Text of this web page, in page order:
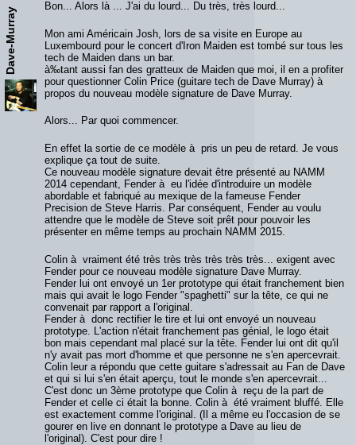
Dave-Murray
Bon... Alors là ... J'ai du lourd... Du très, très lourd...
Mon ami Américain Josh, lors de sa visite en Europe au
Luxembourd pour le concert d'Iron Maiden est tombé sur tous les
tech de Maiden dans un bar.
à‰tant aussi fan des gratteux de Maiden que moi, il en a profiter
pour questionner Colin Price (guitare tech de Dave Murray) à
propos du nouveau modèle signature de Dave Murray.
Alors... Par quoi commencer.
En effet la sortie de ce modèle à pris un peu de retard. Je vous
explique ça tout de suite.
Ce nouveau modèle signature devait être présenté au NAMM
2014 cependant, Fender à eu l'idée d'introduire un modèle
abordable et fabriqué au mexique de la fameuse Fender
Precision de Steve Harris. Par conséquent, Fender au voulu
attendre que le modèle de Steve soit prêt pour pouvoir les
présenter en même temps au prochain NAMM 2015.
Colin à vraiment été très très très très très très... exigent avec
Fender pour ce nouveau modèle signature Dave Murray.
Fender lui ont envoyé un 1er prototype qui était franchement bien
mais qui avait le logo Fender "spaghetti" sur la tête, ce qui ne
convenait par rapport a l'original.
Fender à donc rectifier le tire et lui ont envoyé un nouveau
prototype. L'action n'était franchement pas génial, le logo était
bon mais cependant mal placé sur la tête. Fender lui ont dit qu'il
n'y avait pas mort d'homme et que personne ne s'en apercevrait.
Colin leur a répondu que cette guitare s'adressait au Fan de Dave
et qui si lui s'en était aperçu, tout le monde s'en apercevrait...
C'est donc un 3ème prototype que Colin à reçu de la part de
Fender et celle ci était la bonne. Colin à été vraiment bluffé. Elle
est exactement comme l'original. (Il a même eu l'occasion de se
gourer en live en donnant le prototype a Dave au lieu de
l'original). C'est pour dire !